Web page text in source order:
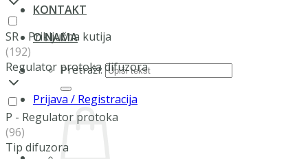
KONTAKT
O NAMA
Pretraži:
Prijava / Registracija
SR - Priključna kutija
(192)
Regulator protoka difuzora
P - Regulator protoka
(96)
Tip difuzora